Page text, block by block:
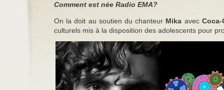
Comment est née Radio EMA?
On la doit au soutien du chanteur Mika avec Coca-
culturels mis à la disposition des adolescents pour